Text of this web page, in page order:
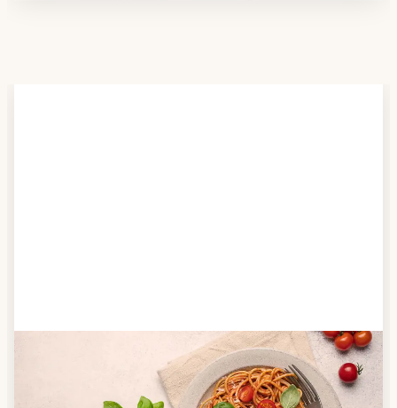
Anbieter finden